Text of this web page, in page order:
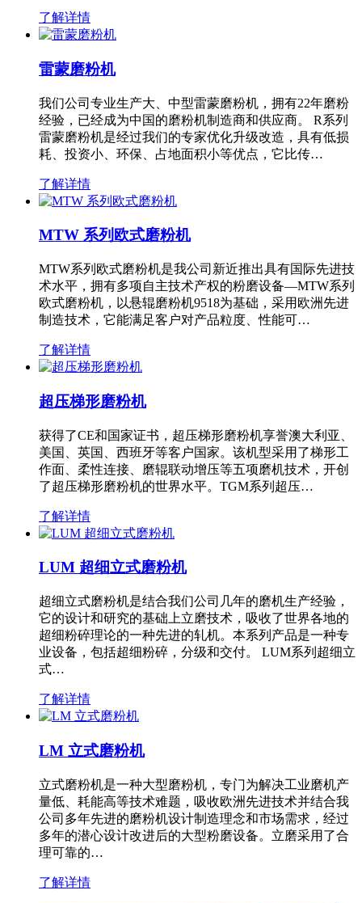
了解详情
雷蒙磨粉机
我们公司专业生产大、中型雷蒙磨粉机，拥有22年磨粉
经验，已经成为中国的磨粉机制造商和供应商。 R系列
雷蒙磨粉机是经过我们的专家优化升级改造，具有低损
耗、投资小、环保、占地面积小等优点，它比传…
了解详情
MTW 系列欧式磨粉机
MTW系列欧式磨粉机是我公司新近推出具有国际先进技
术水平，拥有多项自主技术产权的粉磨设备—MTW系列
欧式磨粉机，以悬辊磨粉机9518为基础，采用欧洲先进
制造技术，它能满足客户对产品粒度、性能可…
了解详情
超压梯形磨粉机
获得了CE和国家证书，超压梯形磨粉机享誉澳大利亚、
美国、英国、西班牙等客户国家。该机型采用了梯形工
作面、柔性连接、磨辊联动增压等五项磨机技术，开创
了超压梯形磨粉机的世界水平。TGM系列超压…
了解详情
LUM 超细立式磨粉机
超细立式磨粉机是结合我们公司几年的磨机生产经验，
它的设计和研究的基础上立磨技术，吸收了世界各地的
超细粉碎理论的一种先进的轧机。本系列产品是一种专
业设备，包括超细粉碎，分级和交付。 LUM系列超细立
式…
了解详情
LM 立式磨粉机
立式磨粉机是一种大型磨粉机，专门为解决工业磨机产
量低、耗能高等技术难题，吸收欧洲先进技术并结合我
公司多年先进的磨粉机设计制造理念和市场需求，经过
多年的潜心设计改进后的大型粉磨设备。立磨采用了合
理可靠的…
了解详情